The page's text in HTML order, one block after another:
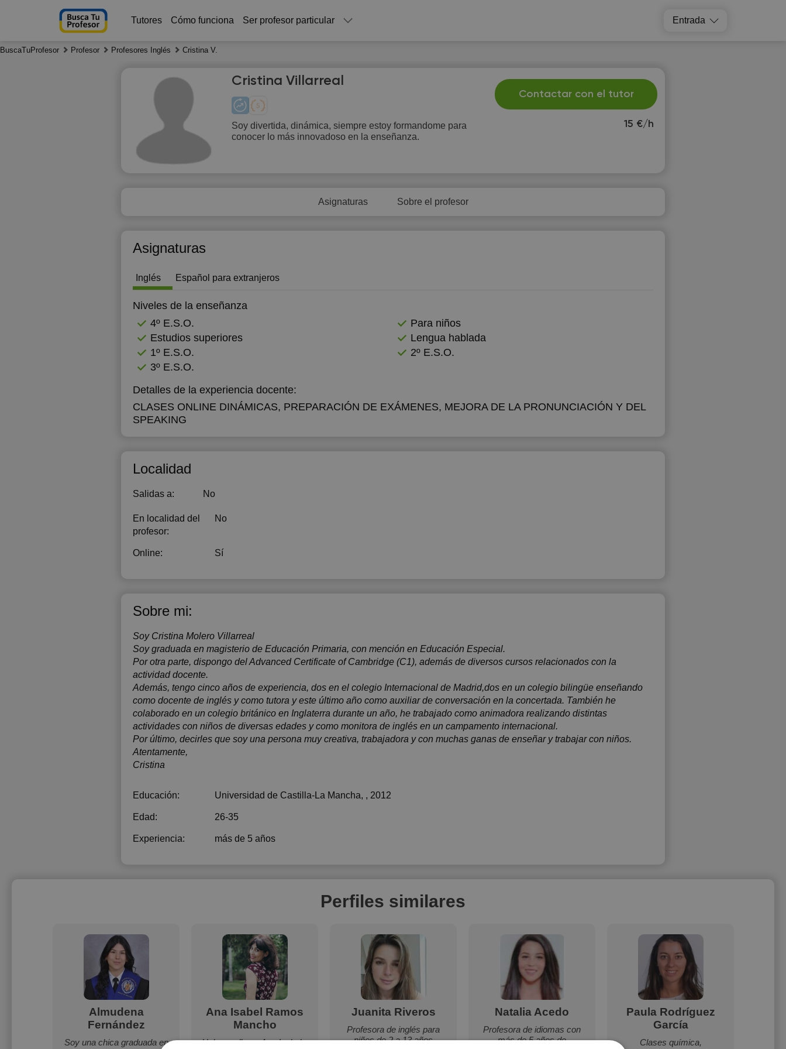
Tutores Cómo funciona Ser profesor particular Entrada
BuscaTuProfesor Profesor Profesores Inglés Cristina V.
15 €/h
Contactar con el tutor
Cristina Villarreal
Soy divertida, dinámica, siempre estoy formandome para
conocer lo más innovadoso en la enseñanza.
Asignaturas Sobre el profesor
Asignaturas
Inglés Español para extranjeros
Niveles de la enseñanza
4º E.S.O.
Para niños
Estudios superiores
Lengua hablada
1º E.S.O.
2º E.S.O.
3º E.S.O.
Detalles de la experiencia docente:
CLASES ONLINE DINÁMICAS, PREPARACIÓN DE EXÁMENES, MEJORA DE LA PRONUNCIACIÓN Y DEL
SPEAKING
Localidad
Salidas a: No
En localidad del
profesor:
No
Online: Sí
Sobre mi:
Soy Cristina Molero Villarreal
Soy graduada en magisterio de Educación Primaria, con mención en Educación Especial.
Por otra parte, dispongo del Advanced Certificate of Cambridge (C1), además de diversos cursos relacionados con la
actividad docente.
Además, tengo cinco años de experiencia, dos en el colegio Internacional de Madrid,dos en un colegio bilingüe enseñando
como docente de inglés y como tutora y este último año como auxiliar de conversación en la concertada. También he
colaborado en un colegio británico en Inglaterra durante un año, he trabajado como animadora realizando distintas
actividades con niños de diversas edades y como monitora de inglés en un campamento internacional.
Por último, decirles que soy una persona muy creativa, trabajadora y con muchas ganas de enseñar y trabajar con niños.
Atentamente,
Cristina
Educación: Universidad de Castilla-La Mancha, , 2012
Edad: 26-35
Experiencia: más de 5 años
Perfiles similares
Almudena
Fernández
Soy una chica graduada en
Ana Isabel Ramos
Mancho
Hola, me llamo Ana Isabel y
Juanita Riveros
Profesora de inglés para
niños de 2 a 13 años
Natalia Acedo
Profesora de idiomas con
más de 5 años de
Paula Rodríguez
García
Clases química,
Sa
8